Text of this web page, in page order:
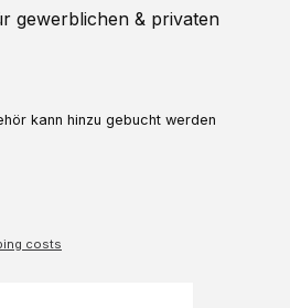
gewerblichen & privaten
kann hinzu gebucht werden
costs